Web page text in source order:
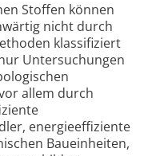
Stoffen können
nicht durch
klassifiziert
Untersuchungen
allem durch
energieeffiziente
Baueinheiten,